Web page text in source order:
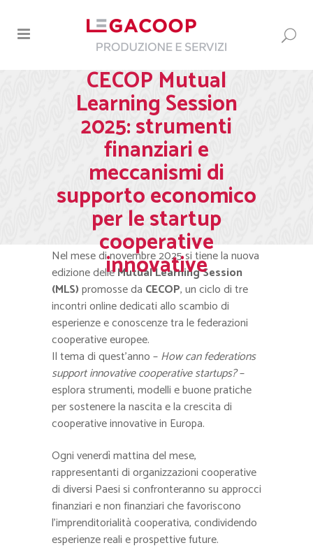
CECOP Mutual
Learning Session
2025: strumenti
finanziari e
meccanismi di
supporto economico
per le startup
cooperative
innovative
Nel mese di novembre 2025 si tiene la nuova
edizione delleMutual Learning Session
(MLS)promosse da CECOP, un ciclo di tre
incontri online dedicati allo scambio di
esperienze e conoscenze tra le federazioni
cooperative europee.
Il tema di quest’anno –How can federations
support innovative cooperative startups?–
esplora strumenti, modelli e buone pratiche
per sostenere la nascita e la crescita di
cooperative innovative in Europa.
Ogni venerdì mattina del mese,
rappresentanti di organizzazioni cooperative
di diversi Paesi si confronteranno su approcci
finanziari e non finanziari che favoriscono
l’imprenditorialità cooperativa, condividendo
esperienze reali e prospettive future.